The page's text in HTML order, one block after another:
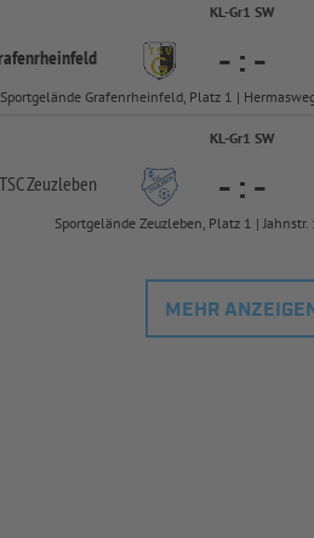
KL-Gr1 SW
- : -
Sportgelände Grafenrheinfeld, Platz 1 |
KL-Gr1 SW
TSC Zeuzleben - : -
Sportgelände Zeuzleben, Platz 1 |
MEHR